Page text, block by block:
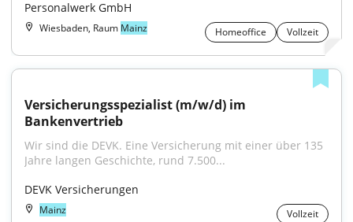
Personalwerk GmbH
Wiesbaden, Raum Mainz Homeoffice Vollzeit
Versicherungsspezialist (m/w/d) im
Bankenvertrieb
Wir sind die DEVK. Eine Versicherung mit einer über 135
Jahre langen Geschichte, rund 7.500...
DEVK Versicherungen
Mainz Vollzeit